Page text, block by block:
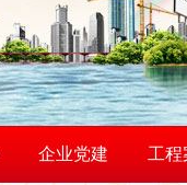
企业党建 工程